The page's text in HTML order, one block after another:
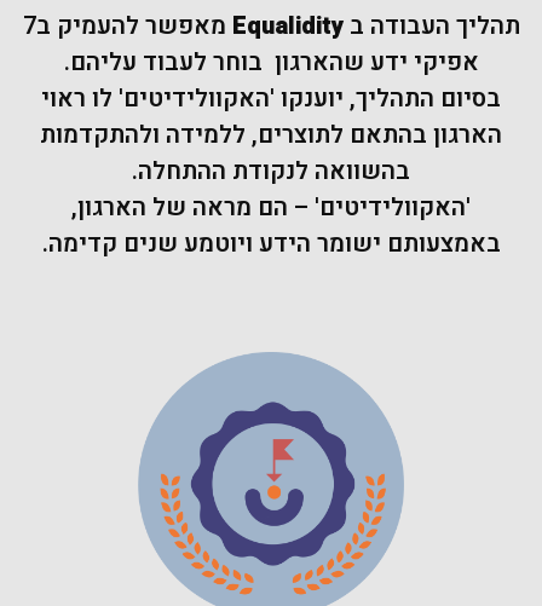
תהליך העבודה בEqualidity
מאפשר להעמיק ב7
אפיקי ידע שהארגון בוחר לעבוד עליהם.
בסיום התהליך, יוענקו 'האקוולידיטים' לו ראוי
הארגון בהתאם לתוצרים, ללמידה ולהתקדמות
בהשוואה לנקודת ההתחלה.
'האקוולידיטים' – הם מראה של הארגון,
באמצעותם ישומר הידע ויוטמע שנים קדימה.
קרא עוד